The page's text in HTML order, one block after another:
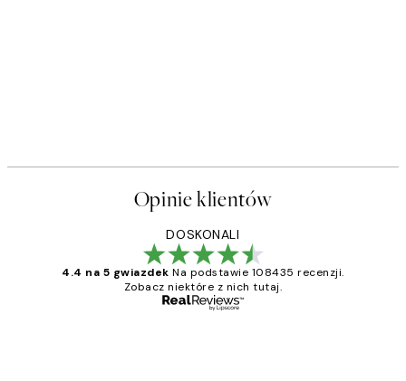
Opinie klientów
DOSKONALI
4.4 na 5 gwiazdek Na podstawie 108435 recenzji.
Zobacz niektóre z nich tutaj.